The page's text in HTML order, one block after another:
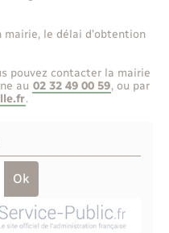
de l’espace
le délai d’obtention
pouvez contacter la mairie
au 02 32 49 00 59, ou par
.